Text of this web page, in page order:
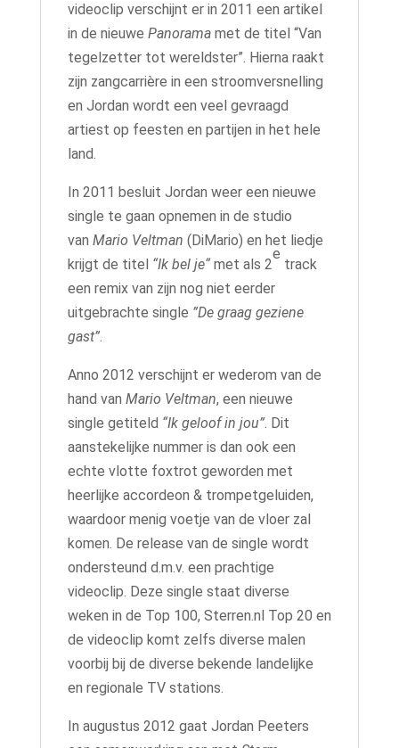
videoclip verschijnt er in 2011 een artikel
in de nieuwe Panoramamet de titel “Van
tegelzetter tot wereldster”. Hierna raakt
zijn zangcarrière in een stroomversnelling
en Jordan wordt een veel gevraagd
artiest op feesten en partijen in het hele
land.
In 2011 besluit Jordan weer een nieuwe
single te gaan opnemen in de studio
van Mario Veltman (DiMario) en het liedje
krijgt de titel “Ik bel je“met als 2
e
track
een remix van zijn nog niet eerder
uitgebrachte single ”De graag geziene
gast”.
Anno 2012 verschijnt er wederom van de
hand van Mario Veltman, een nieuwe
single getiteld “Ik geloof in jou”. Dit
aanstekelijke nummer is dan ook een
echte vlotte foxtrot geworden met
heerlijke accordeon & trompetgeluiden,
waardoor menig voetje van de vloer zal
komen. De release van de single wordt
ondersteund d.m.v. een prachtige
videoclip. Deze single staat diverse
weken in de Top 100, Sterren.nl Top 20 en
de videoclip komt zelfs diverse malen
voorbij bij de diverse bekende landelijke
en regionale TV stations.
In augustus 2012 gaat Jordan Peeters